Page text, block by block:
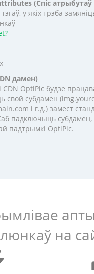
(Спіс
у якіх трэба
дамен)
CDN OptiPic будзе
свой субдамен
і г.д.) замест
падключыць субдамен,
падтрымкі OptiPic.
на